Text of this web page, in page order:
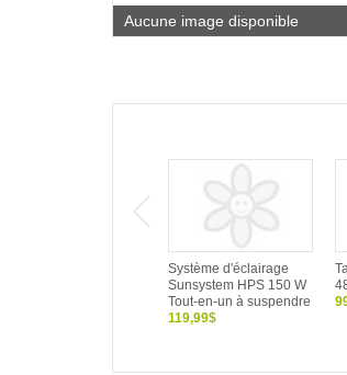
Aucune image disponible
Système d'éclairage
Sunsystem HPS 150 W
Tout-en-un à suspendre
119,99$